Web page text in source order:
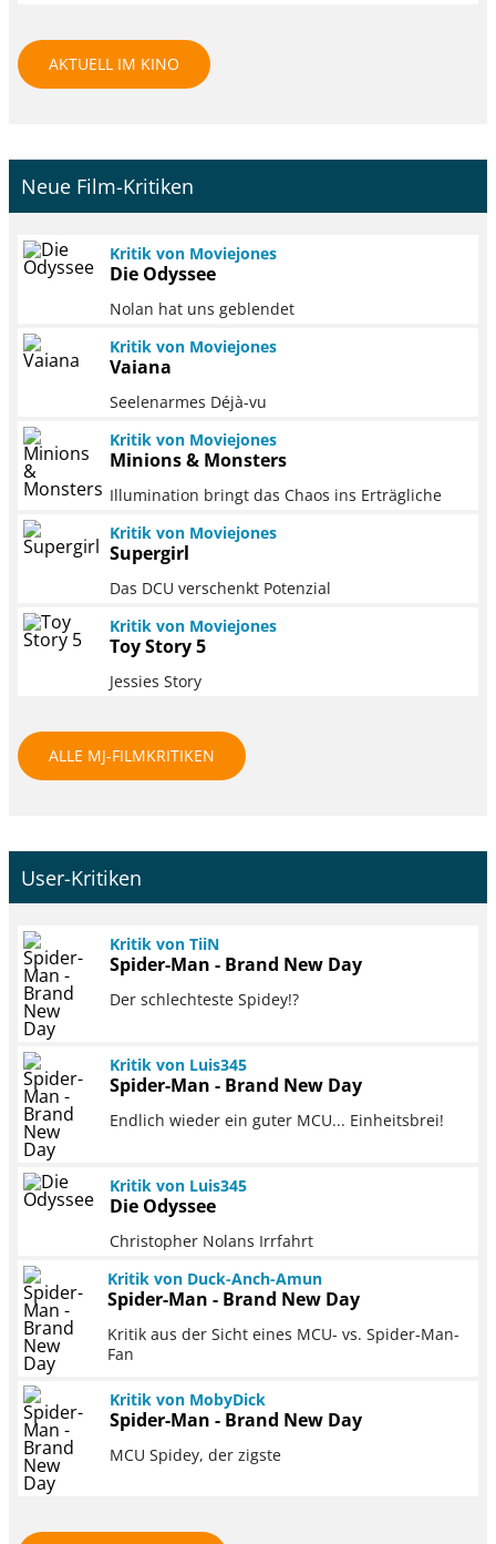
AKTUELL IM KINO
Neue Film-Kritiken
Kritik von Moviejones
Die Odyssee
Nolan hat uns geblendet
Kritik von Moviejones
Vaiana
Seelenarmes Déjà-vu
Kritik von Moviejones
Minions & Monsters
Illumination bringt das Chaos ins Erträgliche
Kritik von Moviejones
Supergirl
Das DCU verschenkt Potenzial
Kritik von Moviejones
Toy Story 5
Jessies Story
ALLE MJ-FILMKRITIKEN
User-Kritiken
Kritik von TiiN
Spider-Man - Brand New Day
Der schlechteste Spidey!?
Kritik von Luis345
Spider-Man - Brand New Day
Endlich wieder ein guter MCU... Einheitsbrei!
Kritik von Luis345
Die Odyssee
Christopher Nolans Irrfahrt
Kritik von Duck-Anch-Amun
Spider-Man - Brand New Day
Kritik aus der Sicht eines MCU- vs. Spider-Man-
Fan
Kritik von MobyDick
Spider-Man - Brand New Day
MCU Spidey, der zigste